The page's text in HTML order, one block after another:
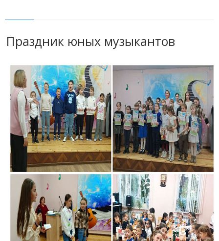
Праздник юных музыкантов